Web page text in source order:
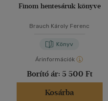
Finom hentesáruk könyve
Brauch Károly Ferenc
Könyv
Árinformációk
Borító ár: 5 500 Ft
Kosárba